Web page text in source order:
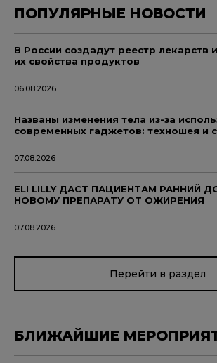
ПОПУЛЯРНЫЕ НОВОСТИ
В России создадут реестр лекарств
их свойства продуктов
06.08.2026
Названы изменения тела из-за
современных гаджетов: техношея и
07.08.2026
ELI LILLY ДАСТ ПАЦИЕНТАМ РАННИЙ
НОВОМУ ПРЕПАРАТУ ОТ ОЖИРЕНИЯ
07.08.2026
Перейти в раздел
БЛИЖАЙШИЕ